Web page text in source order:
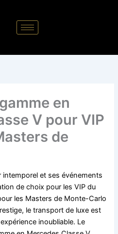
en
V pour VIP
de
et ses événements
de choix pour les VIP du
les Masters de Monte-Carlo
le transport de luxe est
inoubliable. Le